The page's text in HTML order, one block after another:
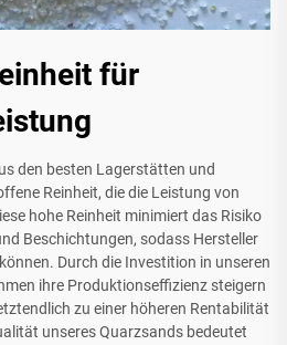
für
den besten Lagerstätten und
Reinheit, die die Leistung von
hohe Reinheit minimiert das Risiko
Beschichtungen, sodass Hersteller
Durch die Investition in unseren
ihre Produktionseffizienz steigern
zu einer höheren Rentabilität
unseres Quarzsands bedeutet